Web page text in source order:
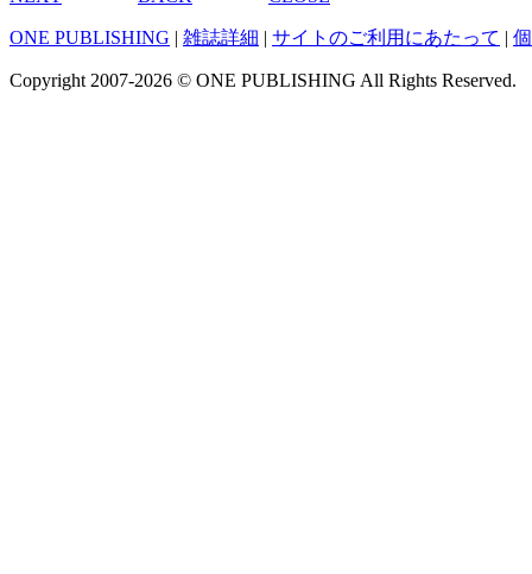
ONE PUBLISHING | 雑誌詳細 | サイトのご利用にあたって |
Copyright 2007-2026 © ONE PUBLISHING All Rights